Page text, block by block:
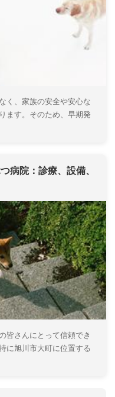
く、家族の安全や安心な
ます。そのため、早期発
病院：診療、設備、
皆さんにとって信頼でき
に旭川市大町に位置する